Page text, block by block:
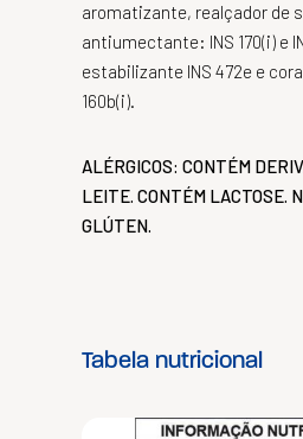
aromatizante, realçador de
antiumectante: INS 170(i) e
estabilizante INS 472e e
160b(i).
ALÉRGICOS: CONTÉM
LEITE. CONTÉM LACTOSE.
GLÚTEN.
Tabela nutricional